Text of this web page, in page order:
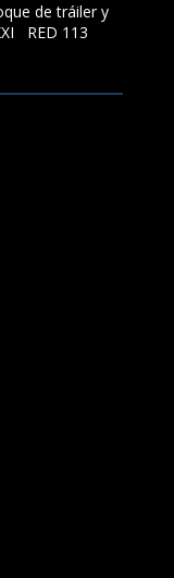
de tráiler y
RED 113